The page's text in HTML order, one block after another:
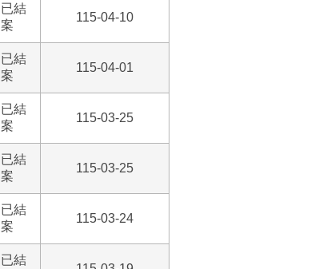
已結
案
115-04-10
已結
案
115-04-01
已結
案
115-03-25
已結
案
115-03-25
已結
案
115-03-24
已結